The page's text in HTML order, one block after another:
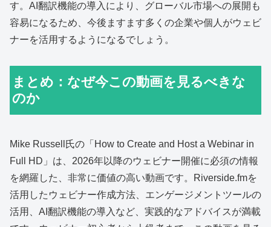
す。AI翻訳機能の導入により、グローバル市場への展開も
容易になるため、今後ますます多くの企業や個人がウェビ
ナーを活用するようになるでしょう。
まとめ：なぜ今この動画を見るべきな
のか
Mike Russell氏の「How to Create and Host a Webinar in
Full HD」は、2026年以降のウェビナー開催に必須の情報
を網羅した、非常に価値の高い動画です。Riverside.fmを
活用したウェビナー作成方法、エンゲージメントツールの
活用、AI翻訳機能の導入など、実践的なアドバイスが満載